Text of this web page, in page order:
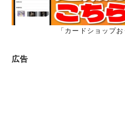
「カードショップ
広告